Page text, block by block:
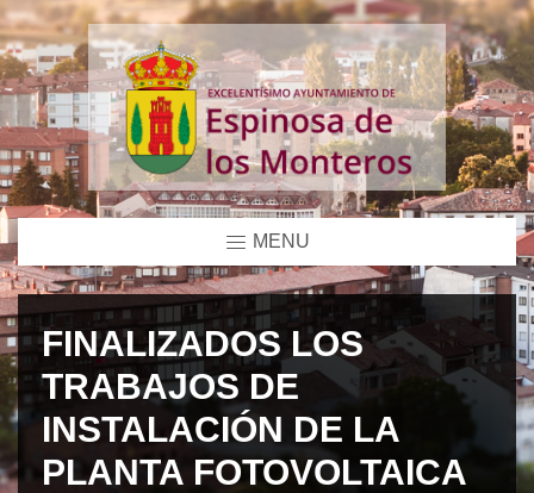
MENU
FINALIZADOS LOS
TRABAJOS DE
INSTALACIÓN DE LA
PLANTA FOTOVOLTAICA